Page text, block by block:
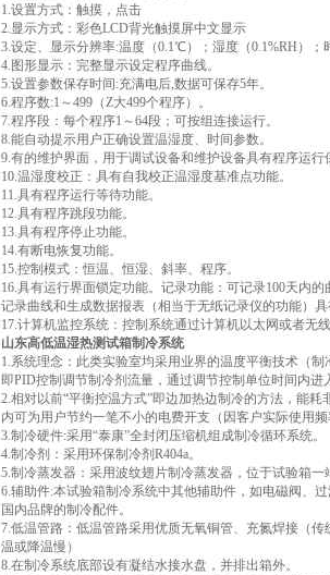
1.设置方式：触摸，点击
2.显示方式：彩色LCD背光触摸屏中文显示
3.设定、显示分辨率:温度（0.1℃）；湿度（0.1%RH）；
4.图形显示：完整显示设定程序曲线。
5.设置参数保存时间:充满电后,数据可保存5年。
6.程序数:1～499（Z大499个程序）。
7.程序段：每个程序1～64段；可按组连接运行。
8.能自动提示用户正确设置温湿度、时间参数。
9.有的维护界面，用于调试设备和维护设备具有程序运行
10.温湿度校正：具有自我校正温湿度基准点功能。
11.具有程序运行等待功能。
12.具有程序跳段功能。
13.具有程序停止功能。
14.有断电恢复功能。
15.控制模式：恒温、恒湿、斜率、程序。
16.具有运行界面锁定功能。记录功能：可记录100天内
记录曲线和生成数据报表（相当于无纸记录仪的功能）具
17.计算机监控系统：控制系统通过计算机以太网或者无
山东高低温湿热测试箱制冷系统
1.系统理念：此类实验室均采用业界的温度平衡技术（
即PID控制调节制冷剂流量，通过调节控制单位时间内
2.相对以前“平衡控温方式”即边加热边制冷的方法，能
内可为用户节约一笔不小的电费开支（因客户实际使用频
3.制冷硬件:采用“泰康”全封闭压缩机组成制冷循环系统。
4.制冷剂：采用环保制冷剂R404a。
5.制冷蒸发器：采用波纹翅片制冷蒸发器，位于试验箱
6.辅助件:本试验箱制冷系统中其他辅助件，如电磁阀、
国内品牌的制冷配件。
7.低温管路：低温管路采用优质无氧铜管、充氮焊接（
温或降温慢）
8.在制冷系统底部设有凝结水接水盘，并排出箱外。